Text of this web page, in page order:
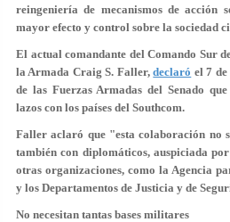
reingeniería de mecanismos de acción
mayor efecto y control sobre la sociedad
El actual comandante del Comando Sur
la Armada Craig S. Faller,declaró el 7
de las Fuerzas Armadas del Senado
lazos con los países del Southcom.
Faller aclaró que "esta colaboración no
también con diplomáticos, auspiciada
otras organizaciones, como la Agencia
y los Departamentos de Justicia y de
No necesitan tantas bases militares